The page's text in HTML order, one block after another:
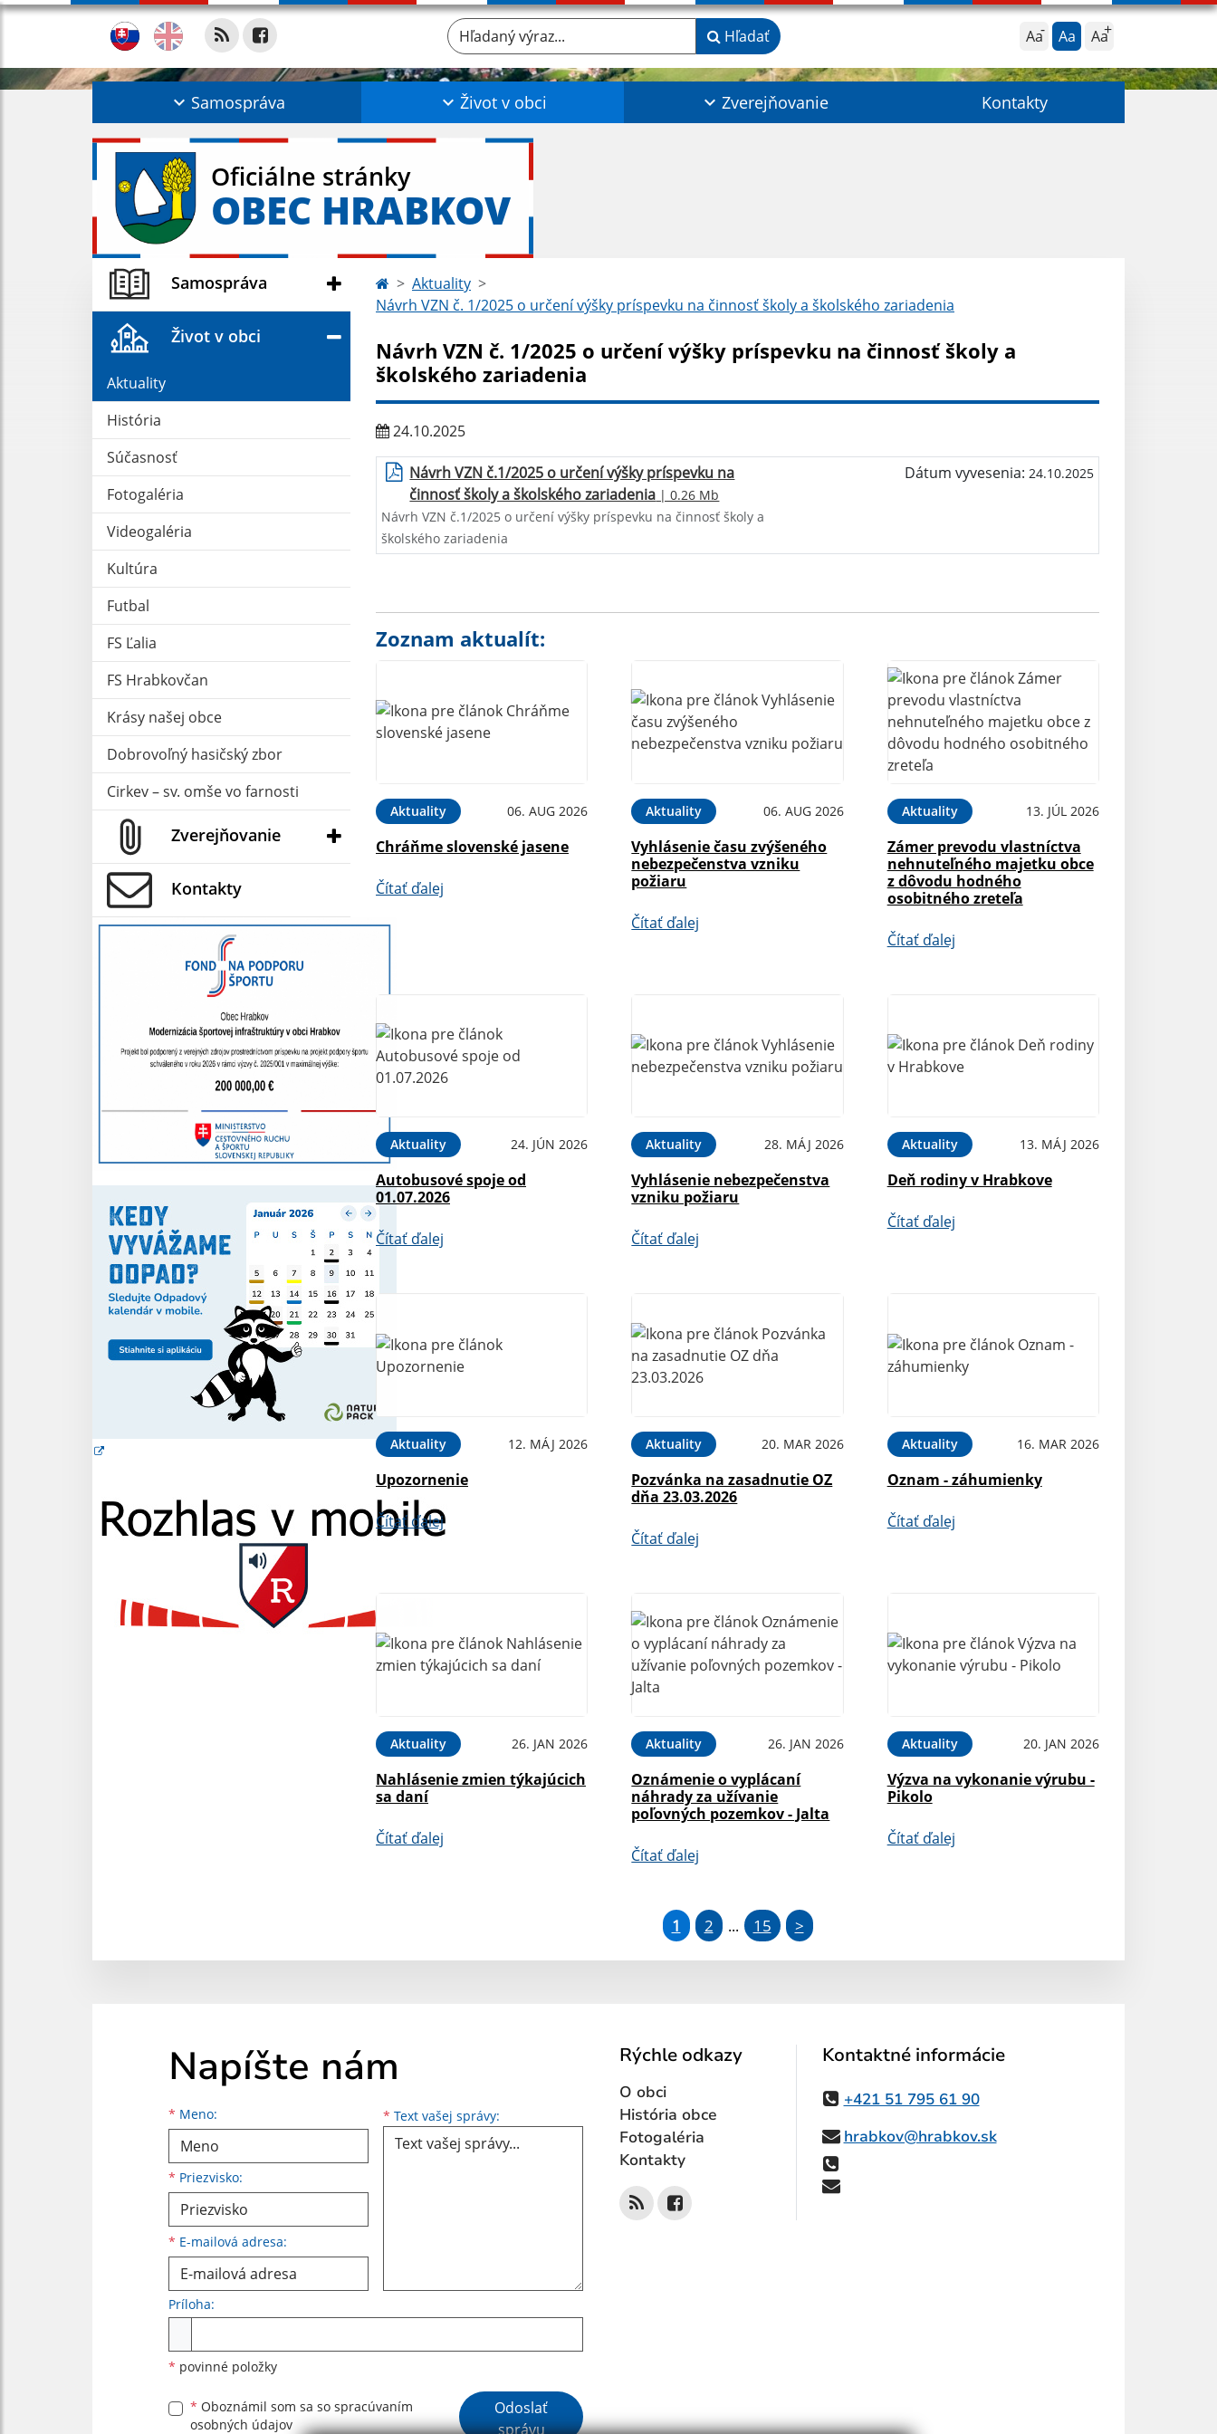
Aa Aa Aa
Hľadaný výraz... Hľadať
Samospráva Život v obci Zverejňovanie Kontakty
Oficiálne stránky
OBEC HRABKOV
Samospráva
Život v obci
Aktuality
História
Súčasnosť
Fotogaléria
Videogaléria
Kultúra
Futbal
FS Ľalia
FS Hrabkovčan
Krásy našej obce
Dobrovoľný hasičský zbor
Cirkev – sv. omše vo farnosti
Zverejňovanie
Kontakty
Aktuality
Návrh VZN č. 1/2025 o určení výšky príspevku na činnosť školy a školského zariadenia
Návrh VZN č. 1/2025 o určení výšky príspevku na činnosť školy a
školského zariadenia
24.10.2025
Návrh VZN č.1/2025 o určení výšky príspevku na
činnosť školy a školského zariadenia | 0.26 Mb
Dátum vyvesenia: 24.10.2025
Návrh VZN č.1/2025 o určení výšky príspevku na činnosť školy a
školského zariadenia
Zoznam aktualít:
Aktuality 06. AUG 2026
Chráňme slovenské jasene
Čítať ďalej
Aktuality 06. AUG 2026
Vyhlásenie času zvýšeného
nebezpečenstva vzniku
požiaru
Čítať ďalej
Aktuality 13. JÚL 2026
Zámer prevodu vlastníctva
nehnuteľného majetku obce
z dôvodu hodného
osobitného zreteľa
Čítať ďalej
Aktuality 24. JÚN 2026
Autobusové spoje od
01.07.2026
Čítať ďalej
Aktuality 28. MÁJ 2026
Vyhlásenie nebezpečenstva
vzniku požiaru
Čítať ďalej
Aktuality 13. MÁJ 2026
Deň rodiny v Hrabkove
Čítať ďalej
Aktuality 12. MÁJ 2026
Upozornenie
Čítať ďalej
Aktuality 20. MAR 2026
Pozvánka na zasadnutie OZ
dňa 23.03.2026
Čítať ďalej
Aktuality 16. MAR 2026
Oznam - záhumienky
Čítať ďalej
Aktuality 26. JAN 2026
Nahlásenie zmien týkajúcich
sa daní
Čítať ďalej
Aktuality 26. JAN 2026
Oznámenie o vyplácaní
náhrady za užívanie
poľovných pozemkov - Jalta
Čítať ďalej
Aktuality 20. JAN 2026
Výzva na vykonanie výrubu -
Pikolo
Čítať ďalej
1 2 ... 15 >
Napíšte nám
* Meno:
Meno
* Priezvisko:
Priezvisko
* E-mailová adresa:
E-mailová adresa * Text vašej správy: Text vašej správy...
Príloha:
* povinné položky
* Oboznámil som sa so spracúvaním
osobných údajov
Google reCaptcha Response
Odoslať
správu
Rýchle odkazy
O obci
História obce
Fotogaléria
Kontakty
Kontaktné informácie
+421 51 795 61 90
hrabkov@hrabkov.sk